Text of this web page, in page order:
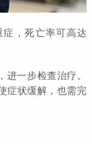
，死亡率可高达
一步检查治疗。
症状缓解，也需完